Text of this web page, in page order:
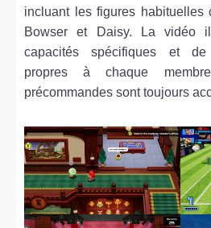
incluant les figures habituelles
Bowser et Daisy. La vidéo
capacités spécifiques et de
propres à chaque
précommandes sont toujours